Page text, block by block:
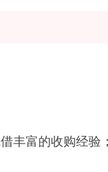
丰富的收购经验